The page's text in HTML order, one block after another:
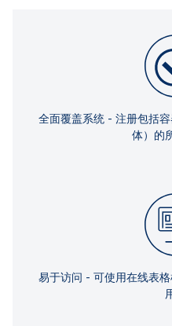
全面覆盖系统 - 注册包括
体）的
易于访问 - 可使用在线表